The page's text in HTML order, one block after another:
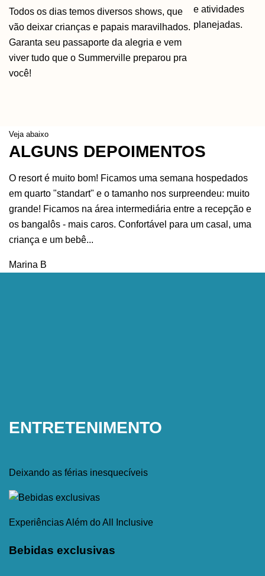
Todos os dias temos diversos shows, que
vão deixar crianças e papais maravilhados.
Garanta seu passaporte da alegria e vem
viver tudo que o Summerville preparou pra
você!
e atividades
planejadas.
Veja abaixo
ALGUNS DEPOIMENTOS
O resort é muito bom! Ficamos uma semana hospedados
em quarto "standart" e o tamanho nos surpreendeu: muito
grande! Ficamos na área intermediária entre a recepção e
os bangalôs - mais caros. Confortável para um casal, uma
criança e um bebê...
Marina B
ENTRETENIMENTO
Deixando as férias inesquecíveis
Experiências Além do All Inclusive
Bebidas exclusivas